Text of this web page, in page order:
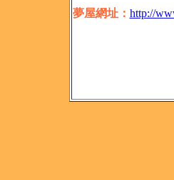
夢屋網址： http://